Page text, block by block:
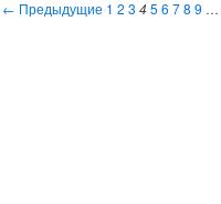
← Предыдущие 1 2 3 45 6 78 9 …